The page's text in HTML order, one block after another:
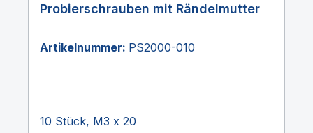
Probierschrauben mit Rändelmutter
Artikelnummer: PS2000-010
10 Stück, M3 x 20